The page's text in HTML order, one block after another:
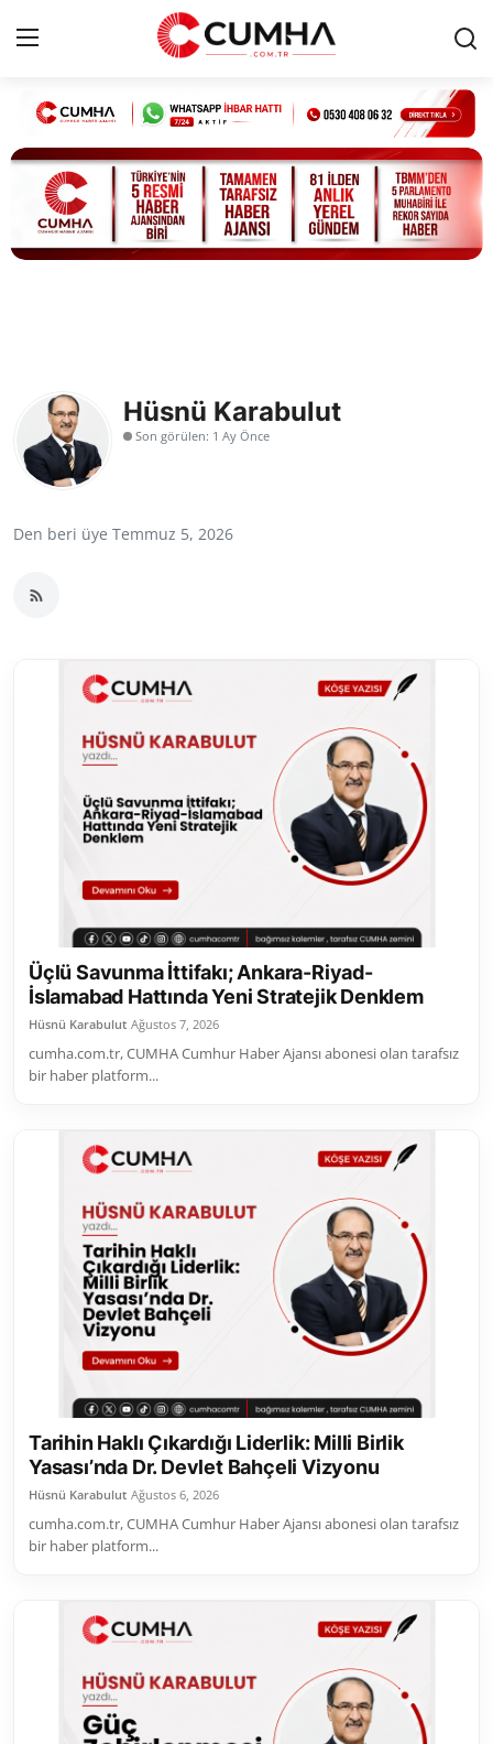
Kurumsal
Cumhurbaşkanlığı
Bakanlıklar
Yerel Yönetimler
Mülki İdare
Resmi Reklamlar
Hüsnü Karabulut
Son görülen: 1 Ay Önce
Den beri üye Temmuz 5, 2026
Üçlü Savunma İttifakı; Ankara-Riyad-
İslamabad Hattında Yeni Stratejik Denklem
Hüsnü Karabulut Ağustos 7, 2026
cumha.com.tr, CUMHA Cumhur Haber Ajansı abonesi olan tarafsız
bir haber platform...
Tarihin Haklı Çıkardığı Liderlik: Milli Birlik
Yasası’nda Dr. Devlet Bahçeli Vizyonu
Hüsnü Karabulut Ağustos 6, 2026
cumha.com.tr, CUMHA Cumhur Haber Ajansı abonesi olan tarafsız
bir haber platform...